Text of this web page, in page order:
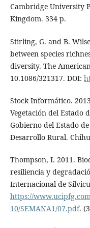
Cambridge University
Kingdom. 334 p.
Stirling, G. and B.
between species
diversity. The
10.1086/321317. DOI:
Stock Informático.
Vegetación del Estado
Gobierno del Estado
Desarrollo Rural.
Thompson, I. 2011.
resiliencia y
Internacional de
https://
10/SEMANA1/07.pdf.